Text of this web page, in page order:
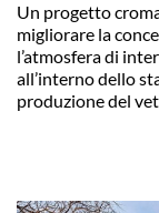
Un progetto
migliorare la
l’atmosfera di
all’interno dello
produzione del